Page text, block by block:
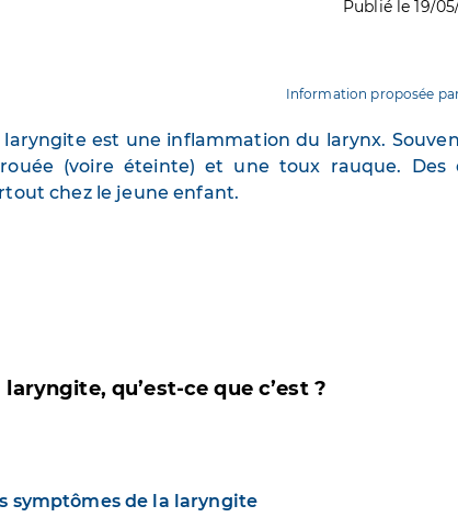
Publié le 19/
Information proposée
laryngite est une inflammation du larynx.
(voire éteinte) et une toux rauque. Des
chez le jeune enfant.
laryngite, qu’est-ce que c’est ?
symptômes de la laryngite